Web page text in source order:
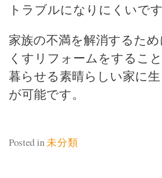
トラブルになりにくいです
家族の不満を解消するた
くすリフォームをするこ
暮らせる素晴らしい家に
が可能です。
Posted in未分類